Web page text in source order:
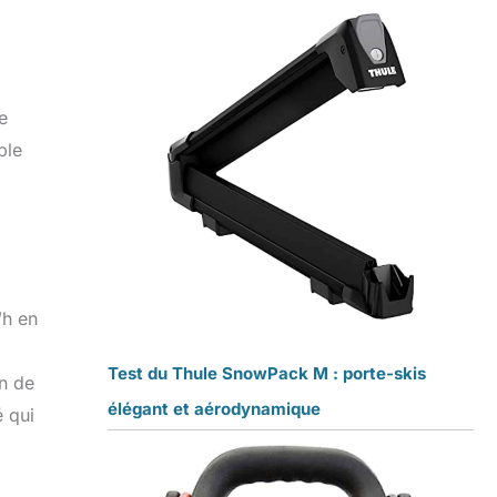
en
de
qui
Test du Thule SnowPack M : porte-skis
élégant et aérodynamique